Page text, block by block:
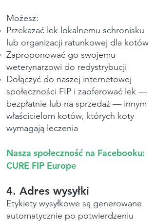
Możesz:
Przekazać lek lokalnemu schronisku
lub organizacji ratunkowej dla kotów
Zaproponować go swojemu
weterynarzowi do redystrybucji
Dołączyć do naszej internetowej
społeczności FIP i zaoferować lek —
bezpłatnie lub na sprzedaż — innym
właścicielom kotów, których koty
wymagają leczenia
Nasza społeczność na Facebooku:
CURE FIP Europe
4. Adres wysyłki
Etykiety wysyłkowe są generowane
automatycznie po potwierdzeniu